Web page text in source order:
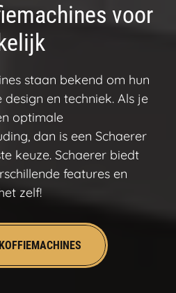
voor
staan bekend om hun
en techniek. Als je
optimale
dan is een Schaerer
keuze. Schaerer biedt
features en
zelf!